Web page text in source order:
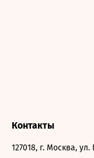
Контакты
127018, г. Москва,